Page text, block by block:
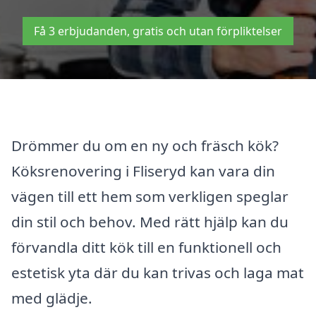
Få 3 erbjudanden, gratis och utan förpliktelser
Drömmer du om en ny och fräsch kök?
Köksrenovering i Fliseryd kan vara din
vägen till ett hem som verkligen speglar
din stil och behov. Med rätt hjälp kan du
förvandla ditt kök till en funktionell och
estetisk yta där du kan trivas och laga mat
med glädje.